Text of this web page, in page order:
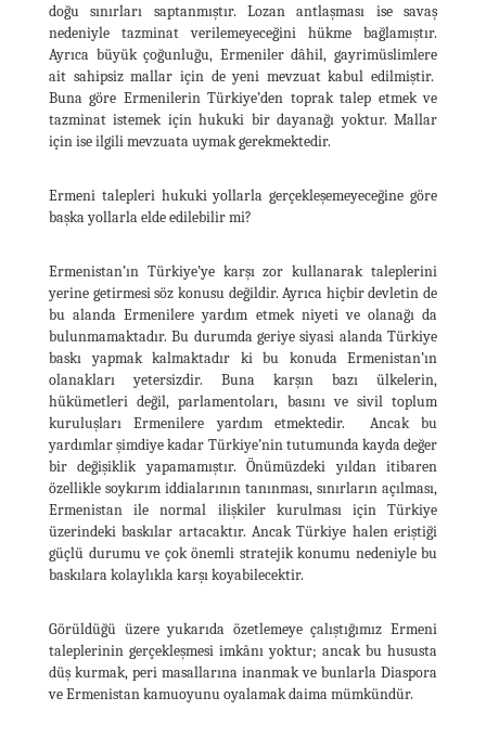
doğu sınırları saptanmıştır. Lozan antlaşması ise savaş
nedeniyle tazminat verilemeyeceğini hükme bağlamıştır.
Ayrıca büyük çoğunluğu, Ermeniler dâhil, gayrimüslimlere
ait sahipsiz mallar için de yeni mevzuat kabul edilmiştir.
Buna göre Ermenilerin Türkiye’den toprak talep etmek ve
tazminat istemek için hukuki bir dayanağı yoktur. Mallar
için ise ilgili mevzuata uymak gerekmektedir.
Ermeni talepleri hukuki yollarla gerçekleşemeyeceğine göre
başka yollarla elde edilebilir mi?
Ermenistan’ın Türkiye’ye karşı zor kullanarak taleplerini
yerine getirmesi söz konusu değildir. Ayrıca hiçbir devletin de
bu alanda Ermenilere yardım etmek niyeti ve olanağı da
bulunmamaktadır. Bu durumda geriye siyasi alanda Türkiye
baskı yapmak kalmaktadır ki bu konuda Ermenistan’ın
olanakları yetersizdir. Buna karşın bazı ülkelerin,
hükümetleri değil, parlamentoları, basını ve sivil toplum
kuruluşları Ermenilere yardım etmektedir. Ancak bu
yardımlar şimdiye kadar Türkiye’nin tutumunda kayda değer
bir değişiklik yapamamıştır. Önümüzdeki yıldan itibaren
özellikle soykırım iddialarının tanınması, sınırların açılması,
Ermenistan ile normal ilişkiler kurulması için Türkiye
üzerindeki baskılar artacaktır. Ancak Türkiye halen eriştiği
güçlü durumu ve çok önemli stratejik konumu nedeniyle bu
baskılara kolaylıkla karşı koyabilecektir.
Görüldüğü üzere yukarıda özetlemeye çalıştığımız Ermeni
taleplerinin gerçekleşmesi imkânı yoktur; ancak bu hususta
düş kurmak, peri masallarına inanmak ve bunlarla Diaspora
ve Ermenistan kamuoyunu oyalamak daima mümkündür.